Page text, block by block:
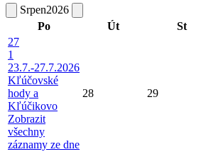
Srpen2026
Po
Út St
27
1
23.7.-27.7.2026
Kľúčovské
hody a
Kľúčikovo
Zobrazit
všechny
záznamy ze dne
28 29